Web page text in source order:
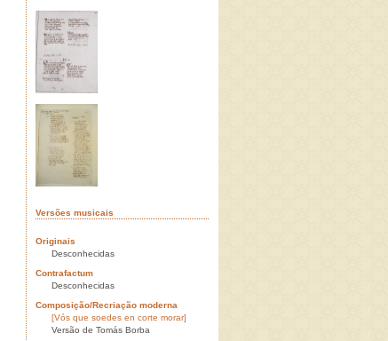
Versões musicais
Originais
Desconhecidas
Contrafactum
Desconhecidas
Composição/Recriação moderna
[Vós que soedes en corte morar]
Versão de Tomás Borba